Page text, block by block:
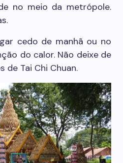
no meio da metrópole.
cedo de manhã ou no
do calor. Não deixe de
de Tai Chi Chuan.